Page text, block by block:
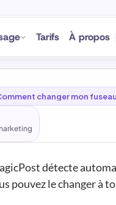
Tarifs À propos
changer mon
détecte
pouvez le changer à